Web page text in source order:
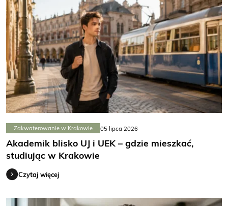
Zakwaterowanie w Krakowie 05 lipca 2026
Akademik blisko UJ i UEK – gdzie mieszkać,
studiując w Krakowie
Czytaj więcej